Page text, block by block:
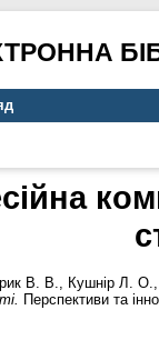
В. В., Кушнір Л. О.,
Перспективи та